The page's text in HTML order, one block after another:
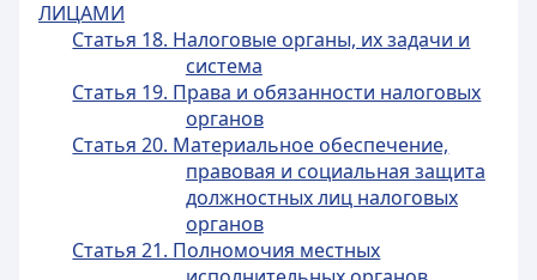
ЛИЦАМИ
Статья 18. Налоговые органы, их задачи и
система
Статья 19. Права и обязанности налоговых
органов
Статья 20. Материальное обеспечение,
правовая и социальная защита
должностных лиц налоговых
органов
Статья 21. Полномочия местных